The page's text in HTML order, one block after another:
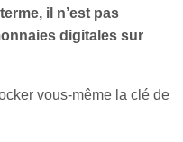
il n’est pas
digitales sur
vous-même la clé de